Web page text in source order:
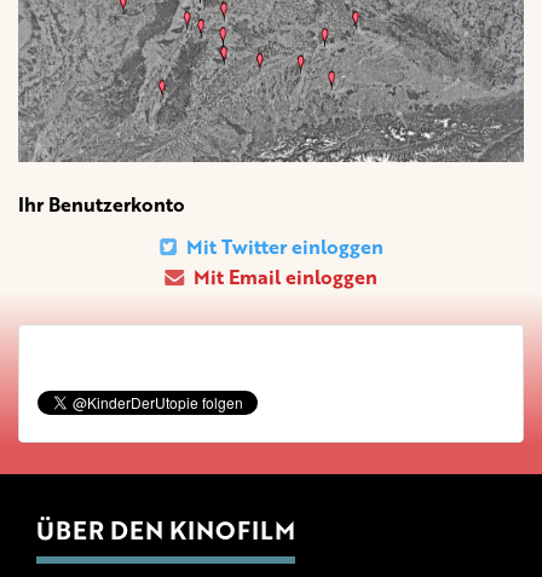
Ihr Benutzerkonto
Mit Twitter einloggen
Mit Email einloggen
ÜBER DEN KINOFILM